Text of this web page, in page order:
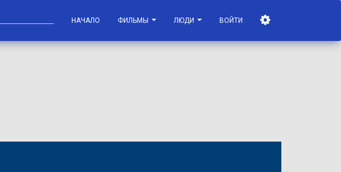
НАЧАЛО ФИЛЬМЫ ЛЮДИ ВОЙТИ